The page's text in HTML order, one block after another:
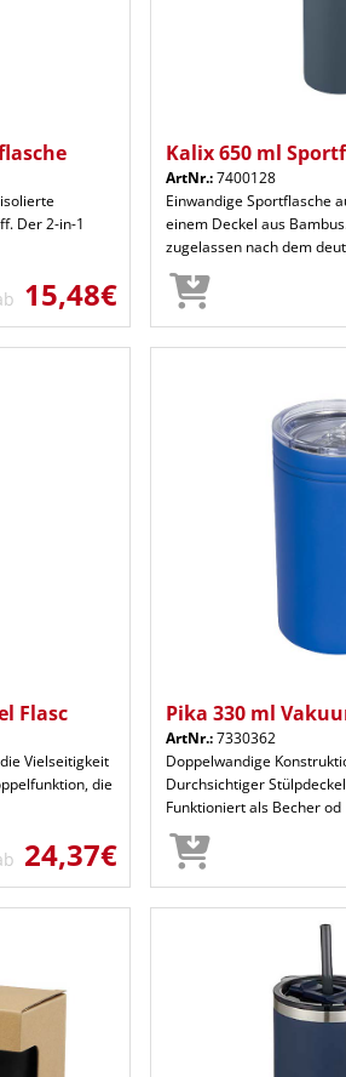
Der 2-in-1
15,48€
Kalix 650 ml
ArtNr.:7400128
Einwandige Sportflasche
einem Deckel aus
zugelassen nach dem
Flasc
Vielseitigkeit
die
24,37€
Pika 330 ml
ArtNr.:7330362
Doppelwandige
Durchsichtiger
Funktioniert als Becher od